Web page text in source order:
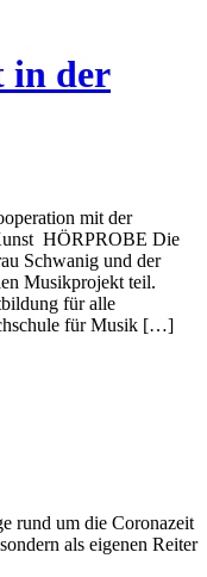
in der
mit der
HÖRPROBE Die
Schwanig und der
Musikprojekt teil.
für alle
für Musik […]
rund um die Coronazeit
als eigenen Reiter